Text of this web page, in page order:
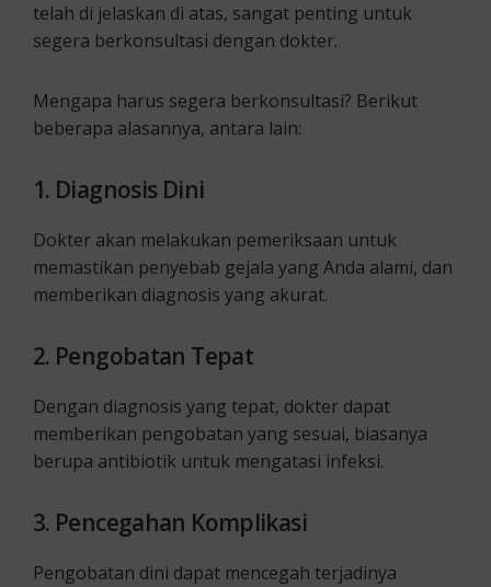
telah di jelaskan di atas, sangat penting untuk
segera berkonsultasi dengan dokter.
Mengapa harus segera berkonsultasi? Berikut
beberapa alasannya, antara lain:
1. Diagnosis Dini
Dokter akan melakukan pemeriksaan untuk
memastikan penyebab gejala yang Anda alami, dan
memberikan diagnosis yang akurat.
2. Pengobatan Tepat
Dengan diagnosis yang tepat, dokter dapat
memberikan pengobatan yang sesuai, biasanya
berupa antibiotik untuk mengatasi infeksi.
3. Pencegahan Komplikasi
Pengobatan dini dapat mencegah terjadinya